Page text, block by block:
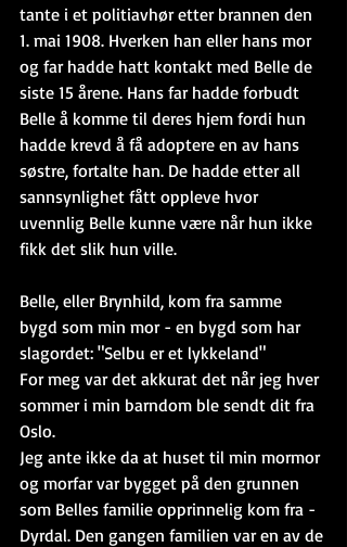
tante i et politiavhør etter brannen den
1. mai 1908. Hverken han eller hans mor
og far hadde hatt kontakt med Belle de
siste 15 årene. Hans far hadde forbudt
Belle å komme til deres hjem fordi hun
hadde krevd å få adoptere en av hans
søstre, fortalte han. De hadde etter all
sannsynlighet fått oppleve hvor
uvennlig Belle kunne være når hun ikke
fikk det slik hun ville.
Belle, eller Brynhild, kom fra samme
bygd som min mor - en bygd som har
slagordet: "Selbu er et lykkeland"
For meg var det akkurat det når jeg hver
sommer i min barndom ble sendt dit fra
Oslo.
Jeg ante ikke da at huset til min mormor
og morfar var bygget på den grunnen
som Belles familie opprinnelig kom fra -
Dyrdal. Den gangen familien var en av de